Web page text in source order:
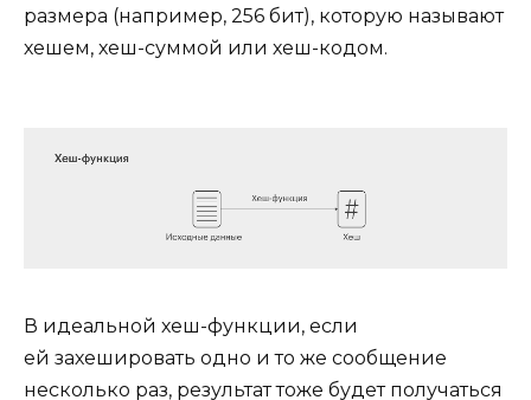
размера (например, 256 бит), которую называют
хешем, хеш-суммой или хеш-кодом.
В идеальной хеш-функции, если
ей захешировать одно и то же сообщение
несколько раз, результат тоже будет получаться